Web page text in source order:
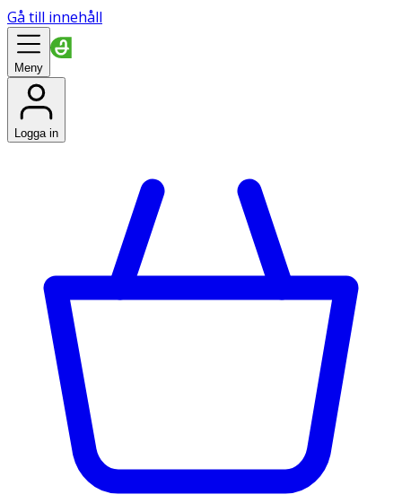
Gå till innehåll
Meny
Logga in